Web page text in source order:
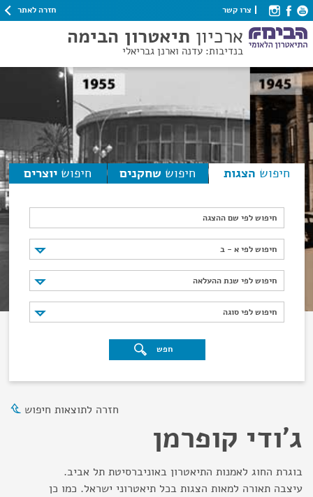
צרו קשר חזרה לאתר
ארכיון תיאטרון הבימה
בנדיבות: עדנה וארנן גבריאלי
חיפוש הצגות חיפוש שחקנים חיפוש יוצרים
חיפוש לפי שם ההצגה
חיפוש לפי א - ב
חיפוש לפי א - ב
חיפוש לפי שנת ההעלאה
חיפוש לפי שנת ההעלאה
חיפוש לפי סוגה
חיפוש לפי סוגה
חפש
חזרה לתוצאות חיפוש
ג'ודי קופרמן
בוגרת החוג לאמנות התיאטרון באוניברסיטת תל אביב.
עיצבה תאורה למאות הצגות בכל תיאטרוני ישראל. כמו כן